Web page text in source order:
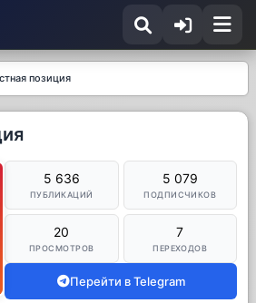
позиция
5 636
ПУБЛИКАЦИЙ
5 079
ПОДПИСЧИКОВ
20
ПРОСМОТРОВ
7
ПЕРЕХОДОВ
Перейти в Telegram